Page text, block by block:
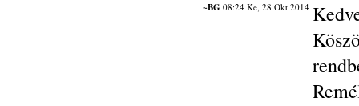
~BG 08:24 Ke, 28 Okt 2014